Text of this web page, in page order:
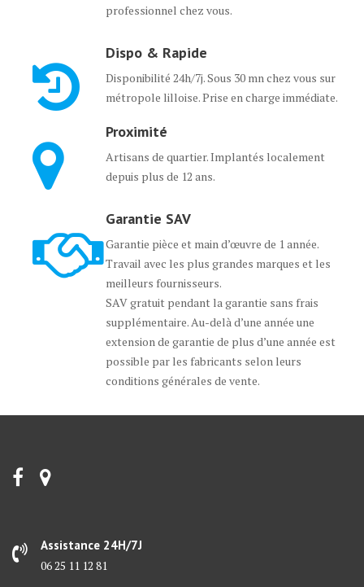
professionnel chez vous.
Dispo & Rapide
Disponibilité 24h/7j. Sous 30 mn chez vous sur
métropole lilloise. Prise en charge immédiate.
Proximité
Artisans de quartier. Implantés localement
depuis plus de 12 ans.
Garantie SAV
Garantie pièce et main d’œuvre de 1 année.
Travail avec les plus grandes marques et les
meilleurs fournisseurs.
SAV gratuit pendant la garantie sans frais
supplémentaire. Au-delà d’une année une
extension de garantie de plus d’une année est
possible par les fabricants selon leurs
conditions générales de vente.
Assistance 24H/7J
06 25 11 12 81